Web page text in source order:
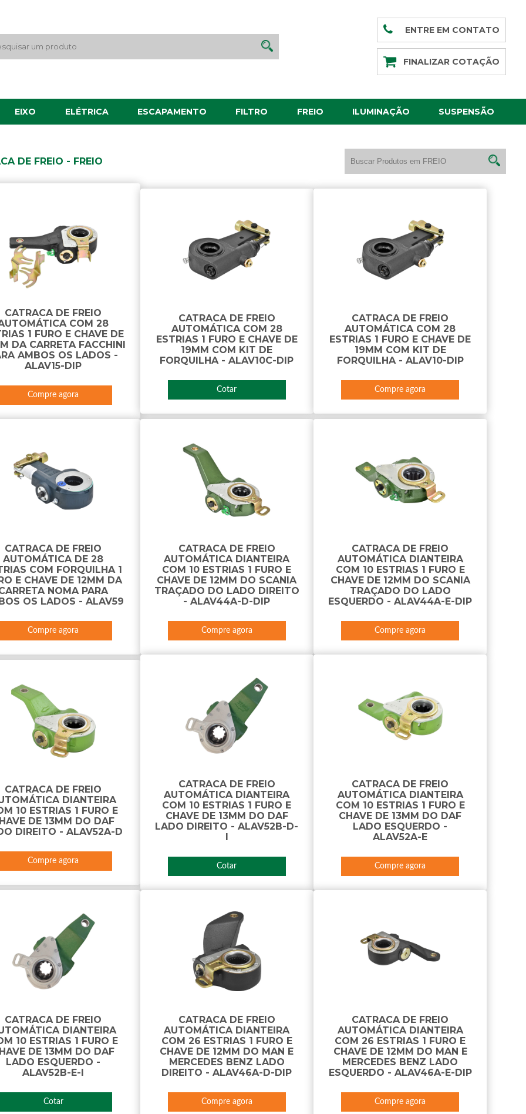
ENTRE EM CONTATO
FINALIZAR COTAÇÃO
EIXO ELÉTRICA ESCAPAMENTO FILTRO FREIO ILUMINAÇÃO SUSPENSÃO
DE FREIO - FREIO
CATRACA DE FREIO
COM 28
1 FURO E CHAVE DE
DA CARRETA FACCHINI
AMBOS OS LADOS -
ALAV15-DIP
Compre agora
CATRACA DE FREIO
AUTOMÁTICA COM 28
ESTRIAS 1 FURO E CHAVE DE
19MM COM KIT DE
FORQUILHA - ALAV10C-DIP
Cotar
CATRACA DE FREIO
AUTOMÁTICA COM 28
ESTRIAS 1 FURO E CHAVE DE
19MM COM KIT DE
FORQUILHA - ALAV10-DIP
Compre agora
CATRACA DE FREIO
AUTOMÁTICA DE 28
COM FORQUILHA 1
E CHAVE DE 12MM DA
NOMA PARA
OS LADOS - ALAV59
Compre agora
CATRACA DE FREIO
AUTOMÁTICA DIANTEIRA
COM 10 ESTRIAS 1 FURO E
CHAVE DE 12MM DO SCANIA
TRAÇADO DO LADO DIREITO
- ALAV44A-D-DIP
Compre agora
CATRACA DE FREIO
AUTOMÁTICA DIANTEIRA
COM 10 ESTRIAS 1 FURO E
CHAVE DE 12MM DO SCANIA
TRAÇADO DO LADO
ESQUERDO - ALAV44A-E-DIP
Compre agora
CATRACA DE FREIO
DIANTEIRA
10 ESTRIAS 1 FURO E
DE 13MM DO DAF
DIREITO - ALAV52A-D
Compre agora
CATRACA DE FREIO
AUTOMÁTICA DIANTEIRA
COM 10 ESTRIAS 1 FURO E
CHAVE DE 13MM DO DAF
LADO DIREITO - ALAV52B-D-
I
Cotar
CATRACA DE FREIO
AUTOMÁTICA DIANTEIRA
COM 10 ESTRIAS 1 FURO E
CHAVE DE 13MM DO DAF
LADO ESQUERDO -
ALAV52A-E
Compre agora
CATRACA DE FREIO
DIANTEIRA
10 ESTRIAS 1 FURO E
DE 13MM DO DAF
LADO ESQUERDO -
ALAV52B-E-I
Cotar
CATRACA DE FREIO
AUTOMÁTICA DIANTEIRA
COM 26 ESTRIAS 1 FURO E
CHAVE DE 12MM DO MAN E
MERCEDES BENZ LADO
DIREITO - ALAV46A-D-DIP
Compre agora
CATRACA DE FREIO
AUTOMÁTICA DIANTEIRA
COM 26 ESTRIAS 1 FURO E
CHAVE DE 12MM DO MAN E
MERCEDES BENZ LADO
ESQUERDO - ALAV46A-E-DIP
Compre agora